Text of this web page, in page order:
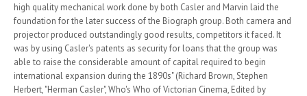
high quality mechanical work done by both Casler and Marvin laid the
foundation for the later success of the Biograph group. Both camera and
projector produced outstandingly good results, competitors it faced. It
was by using Casler's patents as security for loans that the group was
able to raise the considerable amount of capital required to begin
international expansion during the 1890s" (Richard Brown, Stephen
Herbert, "Herman Casler", Who's Who of Victorian Cinema, Edited by